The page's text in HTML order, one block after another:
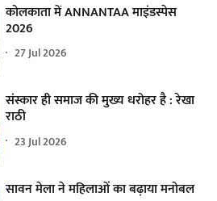
कोलकाता में ANNANTAA माइंडस्पेस
2026
27 Jul 2026
संस्कार ही समाज की मुख्य धरोहर है : रेखा
राठी
23 Jul 2026
सावन मेला ने महिलाओं का बढ़ाया मनोबल